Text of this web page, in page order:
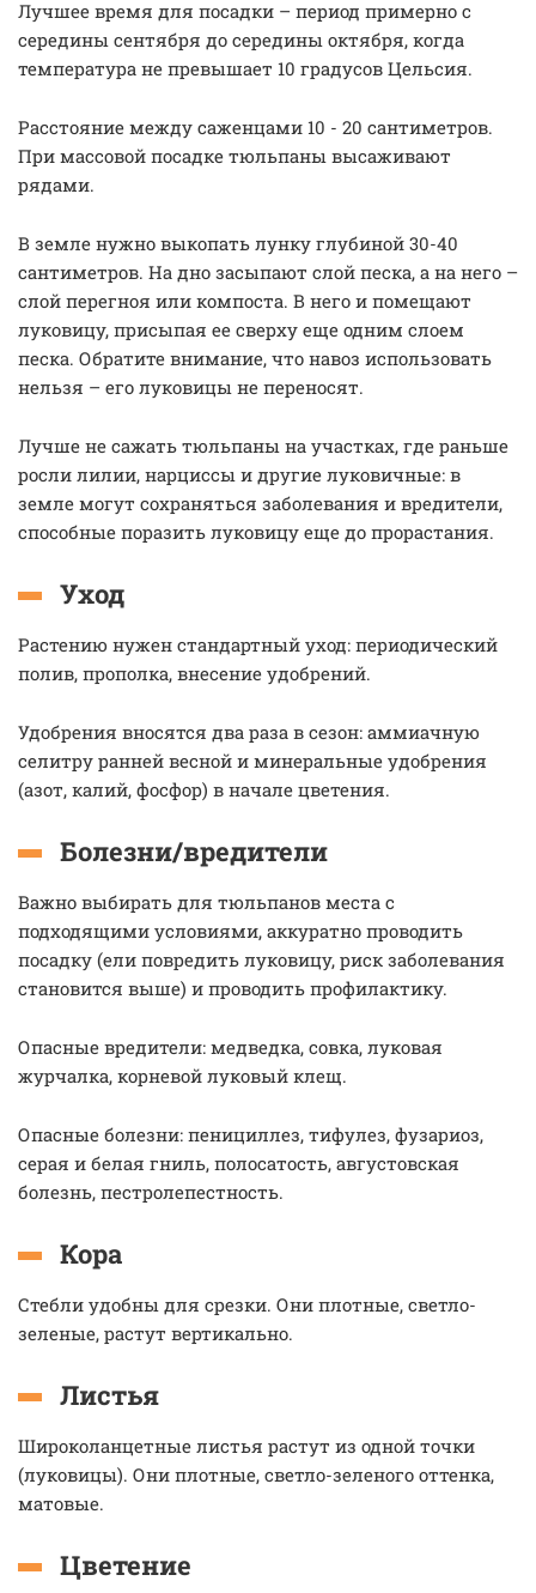
Лучшее время для посадки – период примерно с
середины сентября до середины октября, когда
температура не превышает 10 градусов Цельсия.
Расстояние между саженцами 10 - 20 сантиметров.
При массовой посадке тюльпаны высаживают
рядами.
В земле нужно выкопать лунку глубиной 30-40
сантиметров. На дно засыпают слой песка, а на него –
слой перегноя или компоста. В него и помещают
луковицу, присыпая ее сверху еще одним слоем
песка. Обратите внимание, что навоз использовать
нельзя – его луковицы не переносят.
Лучше не сажать тюльпаны на участках, где раньше
росли лилии, нарциссы и другие луковичные: в
земле могут сохраняться заболевания и вредители,
способные поразить луковицу еще до прорастания.
Уход
Растению нужен стандартный уход: периодический
полив, прополка, внесение удобрений.
Удобрения вносятся два раза в сезон: аммиачную
селитру ранней весной и минеральные удобрения
(азот, калий, фосфор) в начале цветения.
Болезни/вредители
Важно выбирать для тюльпанов места с
подходящими условиями, аккуратно проводить
посадку (ели повредить луковицу, риск заболевания
становится выше) и проводить профилактику.
Опасные вредители: медведка, совка, луковая
журчалка, корневой луковый клещ.
Опасные болезни: пенициллез, тифулез, фузариоз,
серая и белая гниль, полосатость, августовская
болезнь, пестролепестность.
Кора
Стебли удобны для срезки. Они плотные, светло-
зеленые, растут вертикально.
Листья
Широколанцетные листья растут из одной точки
(луковицы). Они плотные, светло-зеленого оттенка,
матовые.
Цветение